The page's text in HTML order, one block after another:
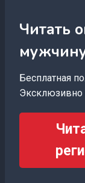
Читать
Бесплатная
Эксклюзивно